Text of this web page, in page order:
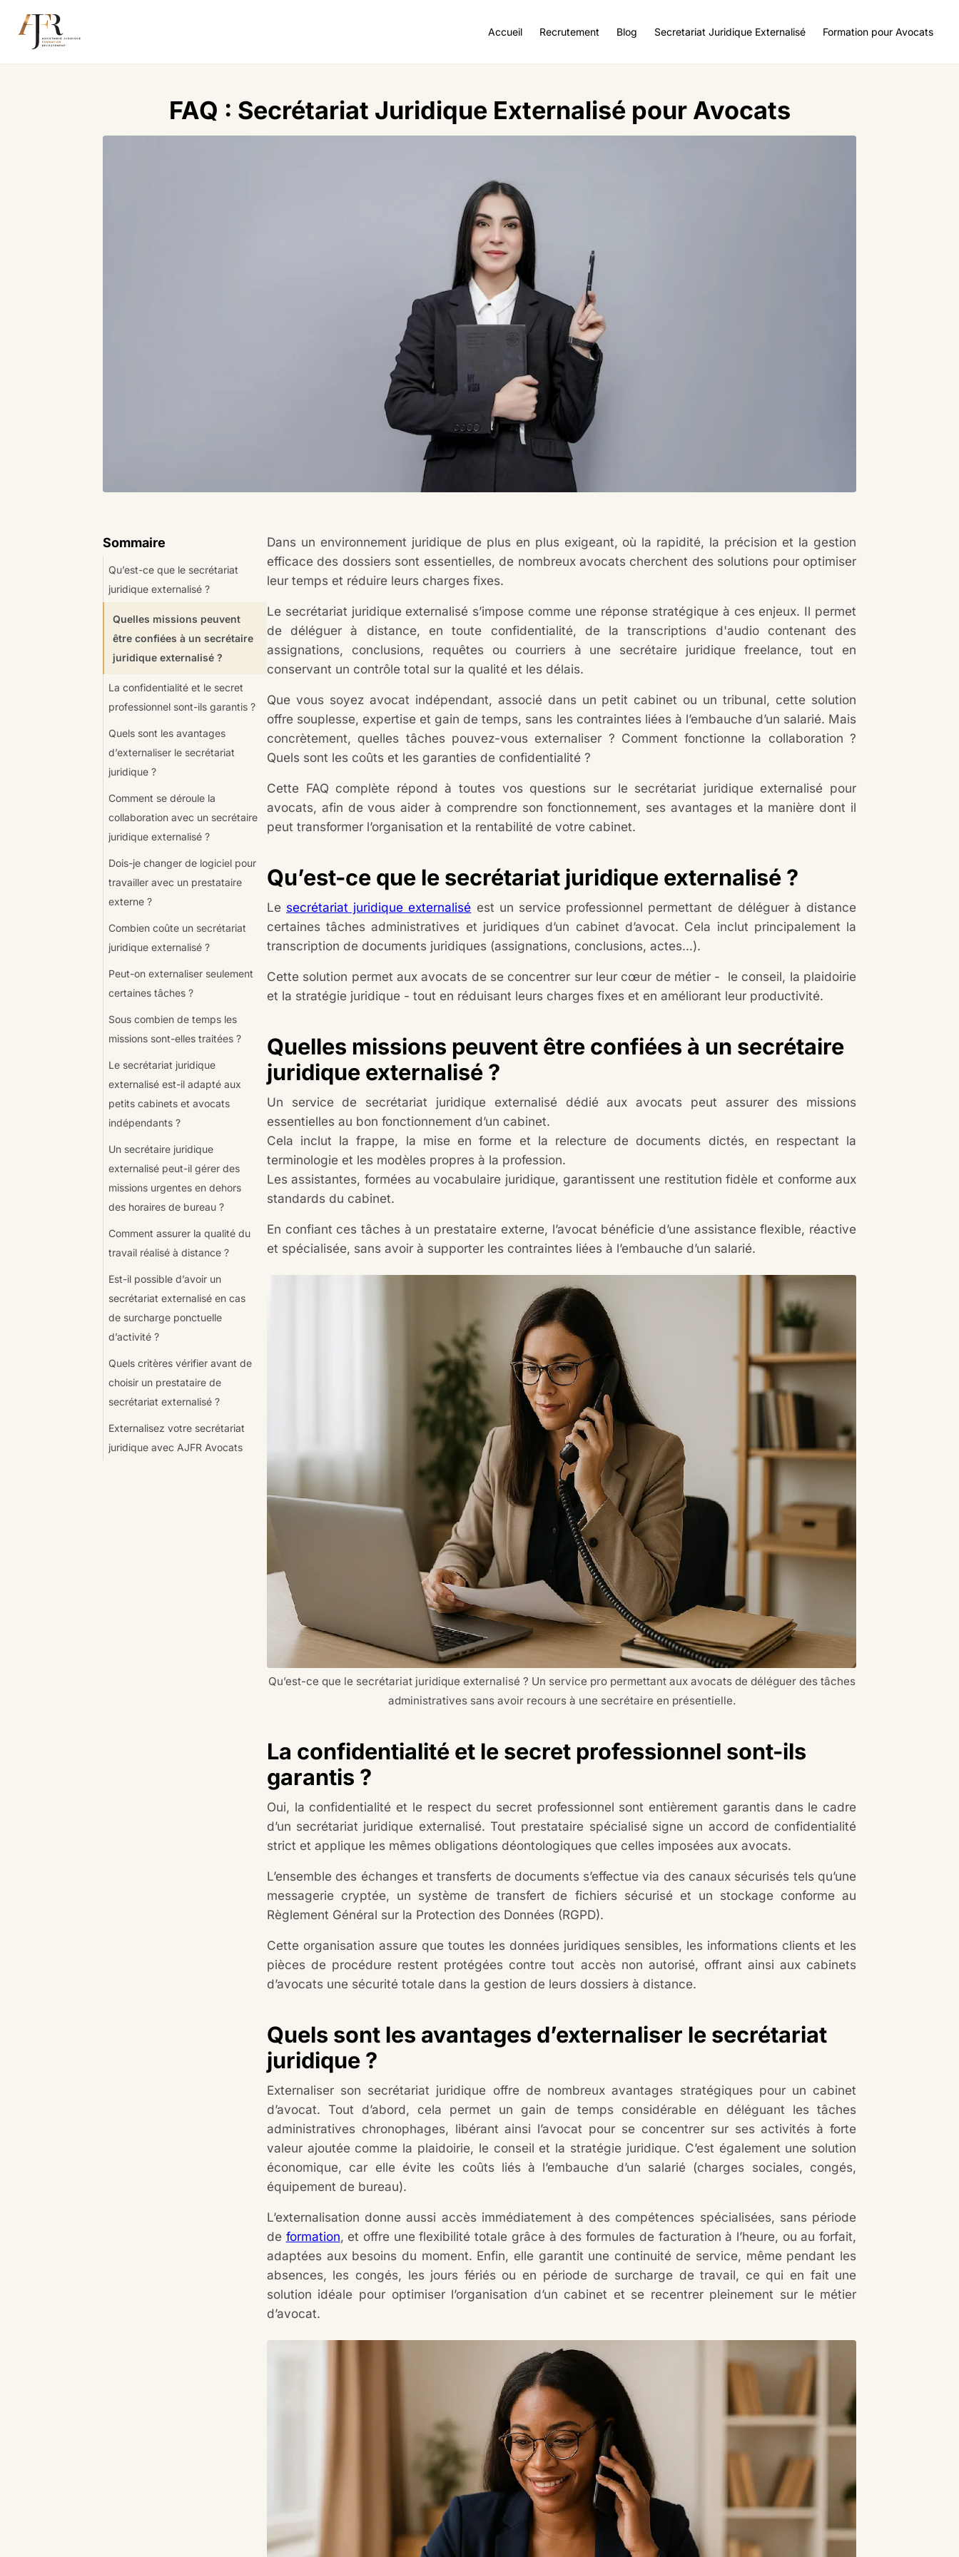
Accueil Recrutement Blog Secretariat Juridique Externalisé Formation pour Avocats
FAQ : Secrétariat Juridique Externalisé pour Avocats
Sommaire
Qu’est-ce que le secrétariat
juridique externalisé ?
Quelles missions peuvent
être confiées à un secrétaire
juridique externalisé ?
La confidentialité et le secret
professionnel sont-ils garantis ?
Quels sont les avantages
d’externaliser le secrétariat
juridique ?
Comment se déroule la
collaboration avec un secrétaire
juridique externalisé ?
Dois-je changer de logiciel pour
travailler avec un prestataire
externe ?
Combien coûte un secrétariat
juridique externalisé ?
Peut-on externaliser seulement
certaines tâches ?
Sous combien de temps les
missions sont-elles traitées ?
Le secrétariat juridique
externalisé est-il adapté aux
petits cabinets et avocats
indépendants ?
Un secrétaire juridique
externalisé peut-il gérer des
missions urgentes en dehors
des horaires de bureau ?
Comment assurer la qualité du
travail réalisé à distance ?
Est-il possible d’avoir un
secrétariat externalisé en cas
de surcharge ponctuelle
d’activité ?
Quels critères vérifier avant de
choisir un prestataire de
secrétariat externalisé ?
Externalisez votre secrétariat
juridique avec AJFR Avocats
Dans un environnement juridique de plus en plus exigeant, où la rapidité, la précision et la gestion
efficace des dossiers sont essentielles, de nombreux avocats cherchent des solutions pour optimiser
leur temps et réduire leurs charges fixes.
Le secrétariat juridique externalisé s’impose comme une réponse stratégique à ces enjeux. Il permet
de déléguer à distance, en toute confidentialité, de la transcriptions d'audio contenant des
assignations, conclusions, requêtes ou courriers à une secrétaire juridique freelance, tout en
conservant un contrôle total sur la qualité et les délais.
Que vous soyez avocat indépendant, associé dans un petit cabinet ou un tribunal, cette solution
offre souplesse, expertise et gain de temps, sans les contraintes liées à l’embauche d’un salarié. Mais
concrètement, quelles tâches pouvez-vous externaliser ? Comment fonctionne la collaboration ?
Quels sont les coûts et les garanties de confidentialité ?
Cette FAQ complète répond à toutes vos questions sur le secrétariat juridique externalisé pour
avocats, afin de vous aider à comprendre son fonctionnement, ses avantages et la manière dont il
peut transformer l’organisation et la rentabilité de votre cabinet.
Qu’est-ce que le secrétariat juridique externalisé ?
Le secrétariat juridique externalisé est un service professionnel permettant de déléguer à distance
certaines tâches administratives et juridiques d’un cabinet d’avocat. Cela inclut principalement la
transcription de documents juridiques (assignations, conclusions, actes…).
Cette solution permet aux avocats de se concentrer sur leur cœur de métier - le conseil, la plaidoirie
et la stratégie juridique - tout en réduisant leurs charges fixes et en améliorant leur productivité.
Quelles missions peuvent être confiées à un secrétaire
juridique externalisé ?
Un service de secrétariat juridique externalisé dédié aux avocats peut assurer des missions
essentielles au bon fonctionnement d’un cabinet.
Cela inclut la frappe, la mise en forme et la relecture de documents dictés, en respectant la
terminologie et les modèles propres à la profession.
Les assistantes, formées au vocabulaire juridique, garantissent une restitution fidèle et conforme aux
standards du cabinet.
En confiant ces tâches à un prestataire externe, l’avocat bénéficie d’une assistance flexible, réactive
et spécialisée, sans avoir à supporter les contraintes liées à l’embauche d’un salarié.
Qu’est-ce que le secrétariat juridique externalisé ? Un service pro permettant aux avocats de déléguer des tâches
administratives sans avoir recours à une secrétaire en présentielle.
La confidentialité et le secret professionnel sont-ils
garantis ?
Oui, la confidentialité et le respect du secret professionnel sont entièrement garantis dans le cadre
d’un secrétariat juridique externalisé. Tout prestataire spécialisé signe un accord de confidentialité
strict et applique les mêmes obligations déontologiques que celles imposées aux avocats.
L’ensemble des échanges et transferts de documents s’effectue via des canaux sécurisés tels qu’une
messagerie cryptée, un système de transfert de fichiers sécurisé et un stockage conforme au
Règlement Général sur la Protection des Données (RGPD).
Cette organisation assure que toutes les données juridiques sensibles, les informations clients et les
pièces de procédure restent protégées contre tout accès non autorisé, offrant ainsi aux cabinets
d’avocats une sécurité totale dans la gestion de leurs dossiers à distance.
Quels sont les avantages d’externaliser le secrétariat
juridique ?
Externaliser son secrétariat juridique offre de nombreux avantages stratégiques pour un cabinet
d’avocat. Tout d’abord, cela permet un gain de temps considérable en déléguant les tâches
administratives chronophages, libérant ainsi l’avocat pour se concentrer sur ses activités à forte
valeur ajoutée comme la plaidoirie, le conseil et la stratégie juridique. C’est également une solution
économique, car elle évite les coûts liés à l’embauche d’un salarié (charges sociales, congés,
équipement de bureau).
L’externalisation donne aussi accès immédiatement à des compétences spécialisées, sans période
de formation, et offre une flexibilité totale grâce à des formules de facturation à l’heure, ou au forfait,
adaptées aux besoins du moment. Enfin, elle garantit une continuité de service, même pendant les
absences, les congés, les jours fériés ou en période de surcharge de travail, ce qui en fait une
solution idéale pour optimiser l’organisation d’un cabinet et se recentrer pleinement sur le métier
d’avocat.